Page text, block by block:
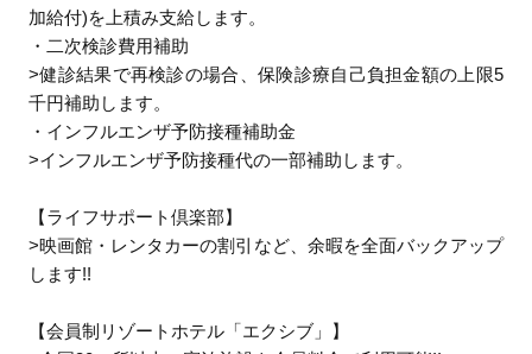
加給付)を上積み支給します。
・二次検診費用補助
>健診結果で再検診の場合、保険診療自己負担金額の上限5
千円補助します。
・インフルエンザ予防接種補助金
>インフルエンザ予防接種代の一部補助します。
【ライフサポート倶楽部】
>映画館・レンタカーの割引など、余暇を全面バックアップ
します!!
【会員制リゾートホテル「エクシブ」】